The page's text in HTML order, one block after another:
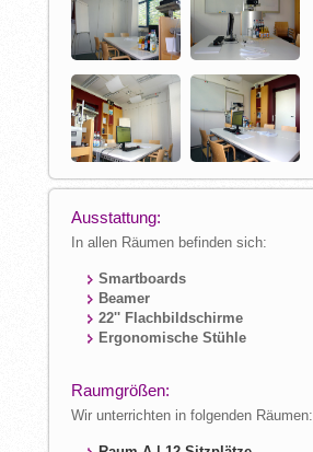
Ausstattung:
In allen Räumen befinden sich:
Smartboards
Beamer
22'' Flachbildschirme
Ergonomische Stühle
Raumgrößen:
Wir unterrichten in folgenden Räumen: